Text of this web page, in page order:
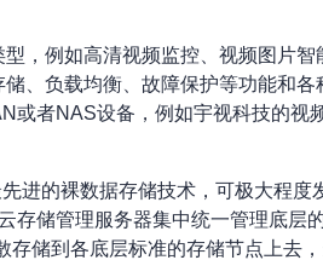
，例如高清视频监控、视频图片
、负载均衡、故障保护等功能和
者NAS设备，例如宇视科技的
的裸数据存储技术，可极大程
储管理服务器集中统一管理底层
储到各底层标准的存储节点上去